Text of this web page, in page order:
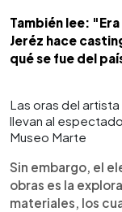
También lee:
Jeréz hace
qué se fue del
Las oras del
llevan al
Museo Marte
Sin embargo, el
obras es la
materiales, los